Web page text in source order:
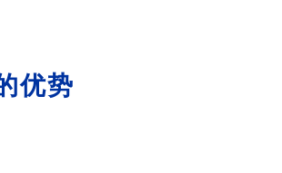
优势